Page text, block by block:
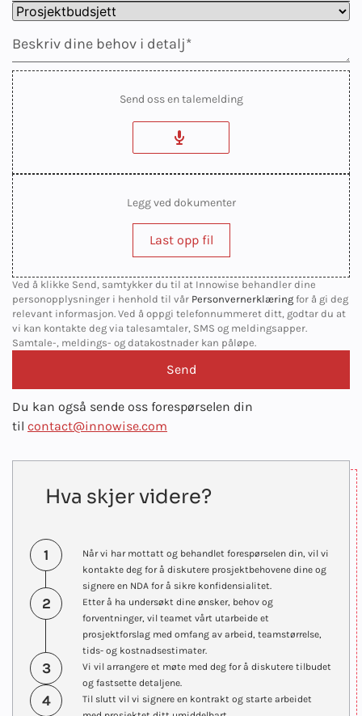
Send oss en talemelding
Legg ved dokumenter
Last opp fil
Ved å klikke Send, samtykker du til at Innowise behandler dine
personopplysninger i henhold til vår Personvernerklæring for å gi deg
relevant informasjon. Ved å oppgi telefonnummeret ditt, godtar du at
vi kan kontakte deg via talesamtaler, SMS og meldingsapper.
Samtale-, meldings- og datakostnader kan påløpe.
Du kan også sende oss forespørselen din
til contact@innowise.com
Hva skjer videre?
1
Når vi har mottatt og behandlet forespørselen din, vil vi
kontakte deg for å diskutere prosjektbehovene dine og
signere en NDA for å sikre konfidensialitet.
2
Etter å ha undersøkt dine ønsker, behov og
forventninger, vil teamet vårt utarbeide et
prosjektforslag med omfang av arbeid, teamstørrelse,
tids- og kostnadsestimater.
3
Vi vil arrangere et møte med deg for å diskutere tilbudet
og fastsette detaljene.
4
Til slutt vil vi signere en kontrakt og starte arbeidet